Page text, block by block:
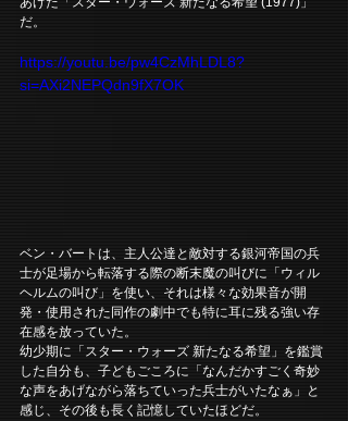
だ。
https://youtu.be/pw4CzMhLDL8?
si=AXi2NEPQdn9fX7OK
ベン・バートは、主人公達と敵対する銀河帝国の兵
士が足場から転落する際の断末魔の叫びに「ウィル
ヘルムの叫び」を使い、それは様々な効果音が開
発・使用された同作の劇中でも特に耳に残る強い存
在感を放っていた。
幼少期に「スター・ウォーズ 新たなる希望」を鑑賞
した自分も、子どもごころに「なんだかすごく奇妙
な声をあげながら落ちていった兵士がいたなぁ」と
感じ、その後も長く記憶していたほどだ。